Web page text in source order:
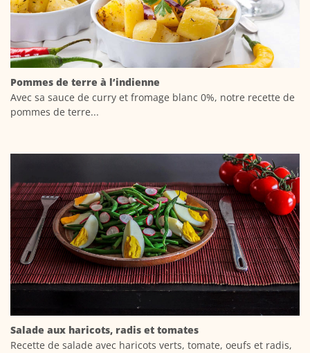
Pommes de terre à l’indienne
Avec sa sauce de curry et fromage blanc 0%, notre recette de
pommes de terre...
Salade aux haricots, radis et tomates
Recette de salade avec haricots verts, tomate, oeufs et radis,